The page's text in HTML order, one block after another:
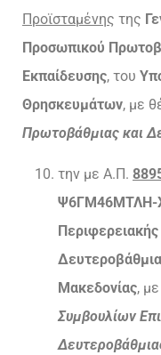
Προϊσταμένης της
Προσωπικού
Εκπαίδευσης, του
Θρησκευμάτων, με
Πρωτοβάθμιας και
την με Α.Π.
Ψ6ΓΜ46ΜΤΛΗ-
Μακεδονίας,
Συμβουλίων